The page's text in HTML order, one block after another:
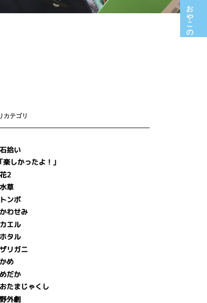
おやこの広場
カテゴリ
石拾い
｢楽しかったよ！｣
花2
水草
トンボ
かわせみ
カエル
ホタル
ザリガニ
かめ
めだか
おたまじゃくし
野外劇